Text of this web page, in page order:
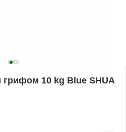
10 kg Blue SHUA